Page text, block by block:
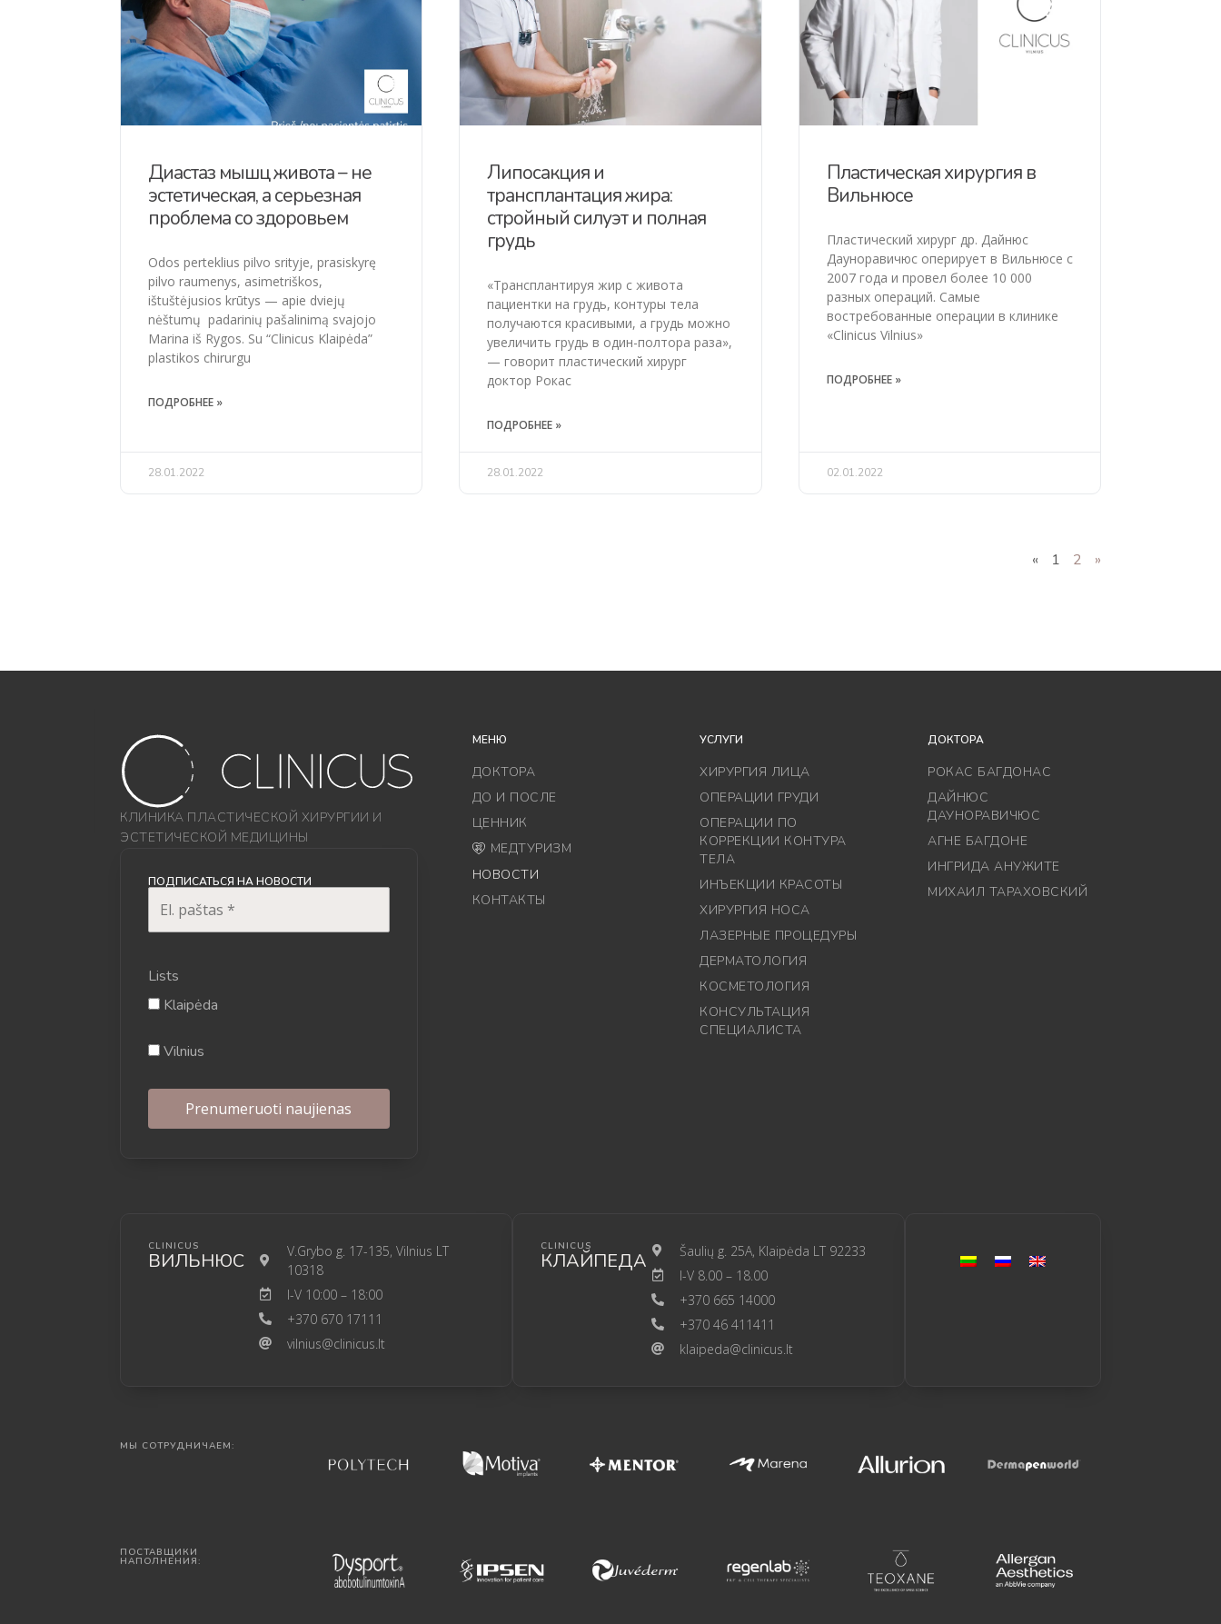
Диастаз мышц живота – не
эстетическая, а серьезная
проблема со здоровьем
Odos perteklius pilvo srityje, prasiskyrę
pilvo raumenys, asimetriškos,
ištuštėjusios krūtys — apie dviejų
nėštumų padarinių pašalinimą svajojo
Marina iš Rygos. Su “Clinicus Klaipėda”
plastikos chirurgu
ПОДРОБНЕЕ »
28.01.2022
Липосакция и
трансплантация жира:
стройный силуэт и полная
грудь
«Трансплантируя жир с живота
пациентки на грудь, контуры тела
получаются красивыми, а грудь можно
увеличить грудь в один-полтора раза»,
— говорит пластический хирург
доктор Рокас
ПОДРОБНЕЕ »
28.01.2022
Пластическая хирургия в
Вильнюсе
Пластический хирург др. Дайнюс
Дауноравичюс оперирует в Вильнюсе с
2007 года и провел более 10 000
разных операций. Самые
востребованные операции в клинике
«Clinicus Vilnius»
ПОДРОБНЕЕ »
02.01.2022
« 1 2 »
КЛИНИКА ПЛАСТИЧЕСКОЙ ХИРУРГИИ И
ЭСТЕТИЧЕСКОЙ МЕДИЦИНЫ
ПОДПИСАТЬСЯ НА НОВОСТИ
Lists
Klaipėda
Vilnius
МЕНЮ
ДОКТОРА
ДО И ПОСЛЕ
ЦЕННИК
МЕДТУРИЗМ
НОВОСТИ
КОНТАКТЫ
УСЛУГИ
ХИРУРГИЯ ЛИЦА
ОПЕРАЦИИ ГРУДИ
ОПЕРАЦИИ ПО
КОРРЕКЦИИ КОНТУРА
ТЕЛА
ИНЪЕКЦИИ КРАСОТЫ
ХИРУРГИЯ НОСА
ЛАЗЕРНЫЕ ПРОЦЕДУРЫ
ДЕРМАТОЛОГИЯ
КОСМЕТОЛОГИЯ
КОНСУЛЬТАЦИЯ
СПЕЦИАЛИСТА
ДОКТОРА
РОКАС БАГДОНАС
ДАЙНЮС
ДАУНОРАВИЧЮС
АГНЕ БАГДОНЕ
ИНГРИДА АНУЖИТЕ
МИХАИЛ ТАРАХОВСКИЙ
CLINICUS
ВИЛЬНЮС
V.Grybo g. 17-135, Vilnius LT
10318
I-V 10:00 – 18:00
+370 670 17111
vilnius@clinicus.lt
CLINICUS
КЛАЙПЕДА
Šaulių g. 25A, Klaipėda LT 92233
I-V 8.00 – 18.00
+370 665 14000
+370 46 411411
klaipeda@clinicus.lt
МЫ СОТРУДНИЧАЕМ:
ПОСТАВЩИКИ
НАПОЛНЕНИЯ: